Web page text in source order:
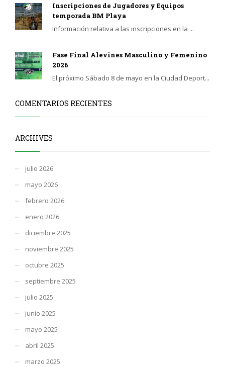
Inscripciones de Jugadores y Equipos
temporada BM Playa
Información relativa a las inscripciones en la ...
Fase Final Alevines Masculino y Femenino
2026
El próximo Sábado 8 de mayo en la Ciudad Deport...
COMENTARIOS RECIENTES
ARCHIVES
julio 2026
mayo 2026
febrero 2026
enero 2026
diciembre 2025
noviembre 2025
octubre 2025
septiembre 2025
julio 2025
junio 2025
mayo 2025
abril 2025
marzo 2025